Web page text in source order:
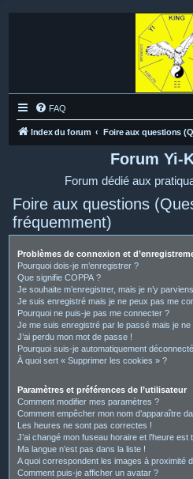
FAQ
Index du forum Foire aux questions
Forum Yi-
Forum dédié aux
Foire aux questions
fréquemment)
Problèmes de connexion et
Pourquoi dois-je m’enregistrer ?
Que signifie COPPA ?
Je souhaite m’enregistrer, mais je n’y
Je suis enregistré mais je ne peux pas me
Pourquoi ne puis-je pas me connecter ?
Je me suis enregistré par le passé mais je
J’ai perdu mon mot de passe !
Pourquoi suis-je automatiquement
À quoi sert « Supprimer les cookies » ?
Paramètres et préférences de l’utilisateur
Comment modifier mes paramètres ?
Comment empêcher mon nom d’apparaître
Les heures ne sont pas correctes !
J’ai changé mon fuseau horaire et l’heure
Ma langue n’est pas dans la liste !
A quoi correspondent les images à proximité
Comment puis-je afficher un avatar ?